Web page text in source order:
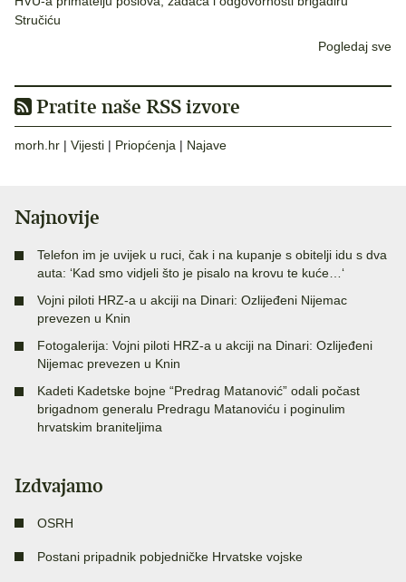
Stručiću
Pogledaj sve
Pratite naše RSS izvore
morh.hr | Vijesti | Priopćenja | Najave
Najnovije
Telefon im je uvijek u ruci, čak i na kupanje s obitelji idu s dva
auta: ‘Kad smo vidjeli što je pisalo na krovu te kuće…‘
Vojni piloti HRZ-a u akciji na Dinari: Ozlijeđeni Nijemac
prevezen u Knin
Fotogalerija: Vojni piloti HRZ-a u akciji na Dinari: Ozlijeđeni
Nijemac prevezen u Knin
Kadeti Kadetske bojne “Predrag Matanović” odali počast
brigadnom generalu Predragu Matanoviću i poginulim
hrvatskim braniteljima
Izdvajamo
OSRH
Postani pripadnik pobjedničke Hrvatske vojske